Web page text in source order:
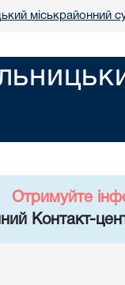
міськрайонний
Отримуйте
Контакт-